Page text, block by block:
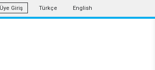
Üye Giriş Türkçe English